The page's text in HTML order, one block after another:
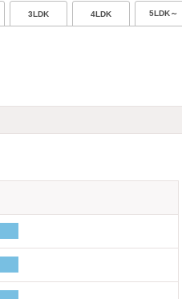
3LDK 4LDK 5LDK～